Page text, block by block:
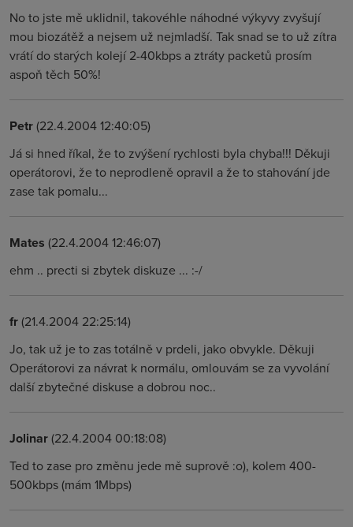
No to jste mě uklidnil, takovéhle náhodné výkyvy zvyšují
mou biozátěž a nejsem už nejmladší. Tak snad se to už zítra
vrátí do starých kolejí 2-40kbps a ztráty packetů prosím
aspoň těch 50%!
Petr(22.4.2004 12:40:05)
Já si hned říkal, že to zvýšení rychlosti byla chyba!!! Děkuji
operátorovi, že to neprodleně opravil a že to stahování jde
zase tak pomalu...
Mates (22.4.2004 12:46:07)
ehm .. precti si zbytek diskuze ... :-/
fr(21.4.2004 22:25:14)
Jo, tak už je to zas totálně v prdeli, jako obvykle. Děkuji
Operátorovi za návrat k normálu, omlouvám se za vyvolání
další zbytečné diskuse a dobrou noc..
Jolinar(22.4.2004 00:18:08)
Ted to zase pro změnu jede mě suprově :o), kolem 400-
500kbps (mám 1Mbps)